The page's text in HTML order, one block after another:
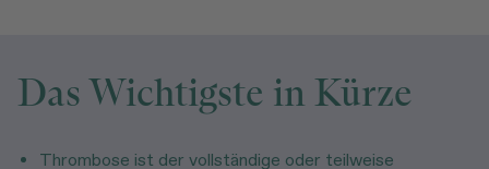
Das Wichtigste in Kürze
Thrombose ist der vollständige oder teilweise